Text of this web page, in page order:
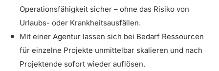
Operationsfähigkeit sicher – ohne das Risiko von
Urlaubs- oder Krankheitsausfällen.
Mit einer Agentur lassen sich bei Bedarf Ressourcen
für einzelne Projekte unmittelbar skalieren und nach
Projektende sofort wieder auflösen.